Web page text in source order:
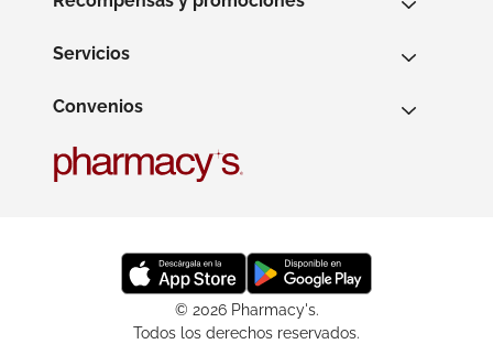
Servicios
Convenios
© 2026 Pharmacy's.
Todos los derechos reservados.